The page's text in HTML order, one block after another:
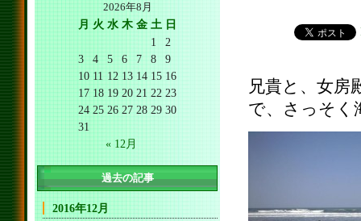
兄貴と、女房
で、さっそく
2026年8月
月 火 水 木 金 土 日
1
2
3
4 5 6 7 8
9
10 11 12 13 14 15 16
17 18 19 20 21 22 23
24 25 26 27 28 29 30
31
« 12月
過去の記事
2016年12月